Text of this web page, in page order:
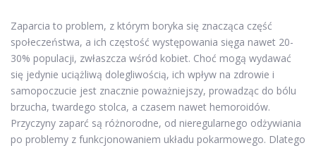
Zaparcia to problem, z którym boryka się znacząca część
społeczeństwa, a ich częstość występowania sięga nawet 20-
30% populacji, zwłaszcza wśród kobiet. Choć mogą wydawać
się jedynie uciążliwą dolegliwością, ich wpływ na zdrowie i
samopoczucie jest znacznie poważniejszy, prowadząc do bólu
brzucha, twardego stolca, a czasem nawet hemoroidów.
Przyczyny zaparć są różnorodne, od nieregularnego odżywiania
po problemy z funkcjonowaniem układu pokarmowego. Dlatego